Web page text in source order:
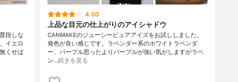
段しな
イエロ
くせば
4.00
上品な目元の仕上がりのアイシャドウ
CANMAKEのジューシーピュアアイズをお試ししました。
発色が良い感じです。ラベンダー系のホワイトラベンダ
ー、パープル思ったよりパープルが強い気がしますがラベ
ン…続きを見る